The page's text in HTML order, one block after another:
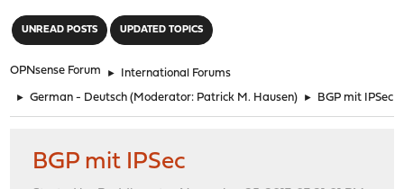
UNREAD POSTS UPDATED TOPICS
OPNsense Forum ► International Forums
► German - Deutsch (Moderator: Patrick M. Hausen) ► BGP mit IPSec
BGP mit IPSec